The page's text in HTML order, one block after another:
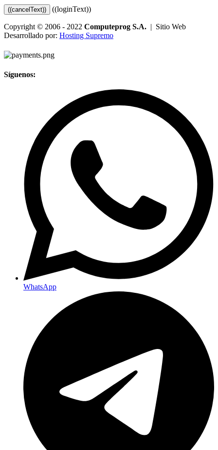
((cancelText)) ((loginText))
Copyright © 2006 - 2022 Computeprog S.A. | Sitio Web
Desarrollado por: Hosting Supremo
Síguenos:
WhatsApp